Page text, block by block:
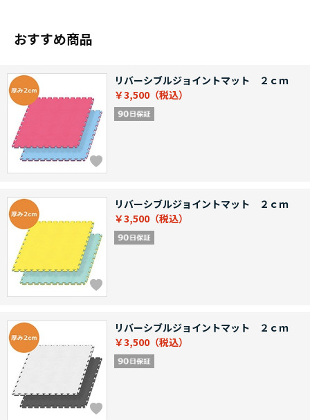
おすすめ商品
リバーシブルジョイントマット ２ｃｍ
￥3,500
リバーシブルジョイントマット ２ｃｍ
￥3,500
リバーシブルジョイントマット ２ｃｍ
￥3,500